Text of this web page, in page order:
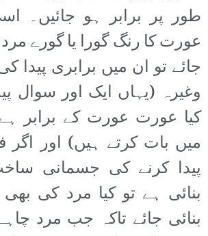
طور پر برابر ہو جائیں۔
عورت کا رنگ گورا یا گورے مرد
جائے تو ان میں برابری پیدا
وغیرہ (یہاں ایک اور سوال
کیا عورت عورت کے برابر
میں بات کرتے ہیں) اور
پیدا کرنے کی جسمانی
بنائی ہے تو کیا مرد کی
بنائی جائے تاکہ جب مرد